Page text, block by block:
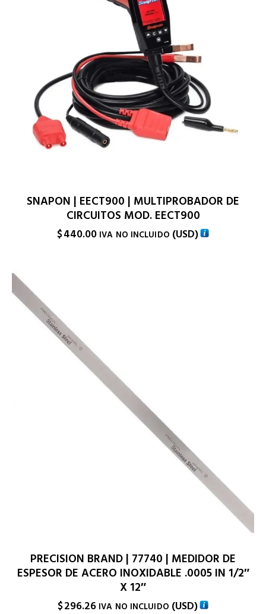
SNAPON | EECT900 | MULTIPROBADOR DE
CIRCUITOS MOD. EECT900
$440.00 IVA NO INCLUIDO (USD)
PRECISION BRAND | 77740 | MEDIDOR DE
ESPESOR DE ACERO INOXIDABLE .0005 IN 1/2″
X 12″
$296.26 IVA NO INCLUIDO (USD)